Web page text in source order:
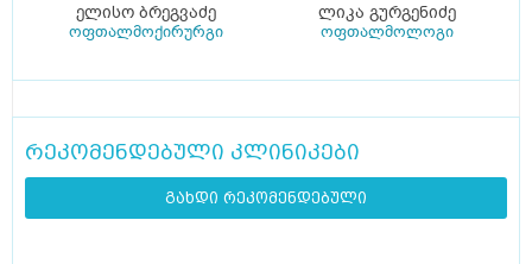
ელისო ბრეგვაძე
ოფთალმოქირურგი
ლიკა გურგენიძე
ოფთალმოლოგი
რეკომენდებული კლინიკები
გახდი რეკომენდებული